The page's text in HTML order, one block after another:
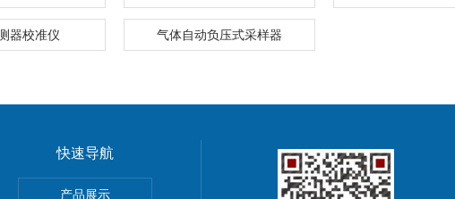
器校准仪 气体自动负压式采样器
pna6纳离子
快速导航
产品展示